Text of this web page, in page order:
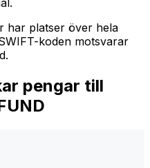
har platser över hela
koden motsvarar
pengar till